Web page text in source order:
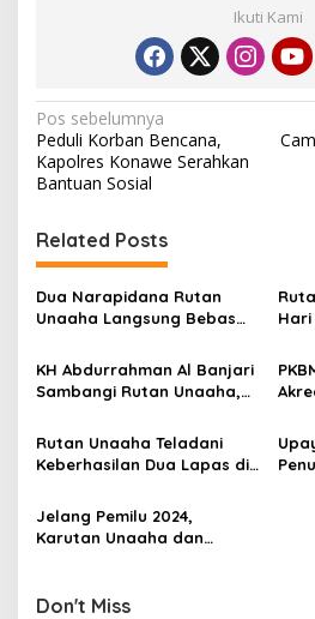
Ikuti Kami
N
a
v
i
g
a
s
i
p
s
Pos sebelumnya
Peduli Korban Bencana,
Kapolres Konawe Serahkan
Bantuan Sosial
Related Posts
Dua Narapidana Rutan
Unaaha Langsung Bebas
ke-79
Hari
KH Abdurrahman Al Banjari
Sambangi Rutan Unaaha,
Rutan Unaaha Teladani
Keberhasilan Dua Lapas di
Pelayanan
Jelang Pemilu 2024,
Karutan Unaaha dan
Konawe
Don't Miss